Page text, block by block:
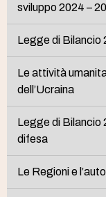
sviluppo 2024 –
Legge di Bilancio
Le attività
dell’Ucraina
Legge di Bilancio
difesa
Le Regioni e